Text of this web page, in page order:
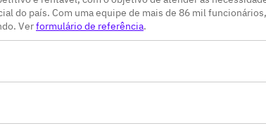
do país. Com uma equipe de mais de 86 mil
Verformulário de referência.